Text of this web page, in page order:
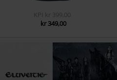
KPI
kr 399,00
kr 349,00